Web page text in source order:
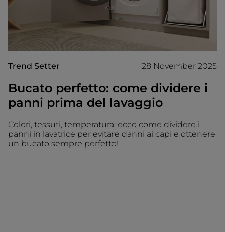
Trend Setter 28 November 2025
Bucato perfetto: come dividere i
panni prima del lavaggio
Colori, tessuti, temperatura: ecco come dividere i
panni in lavatrice per evitare danni ai capi e ottenere
un bucato sempre perfetto!